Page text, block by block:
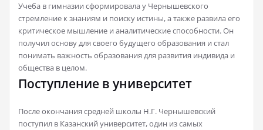
Учеба в гимназии сформировала у Чернышевского
стремление к знаниям и поиску истины, а также развила его
критическое мышление и аналитические способности. Он
получил основу для своего будущего образования и стал
понимать важность образования для развития индивида и
общества в целом.
Поступление в университет
После окончания средней школы Н.Г. Чернышевский
поступил в Казанский университет, один из самых